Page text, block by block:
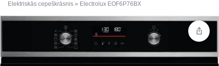
Elektriskās cepeškrāsnis » Electrolux EOF6P76BX